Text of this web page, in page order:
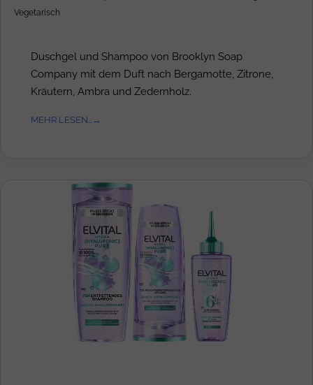
Vegetarisch
Duschgel und Shampoo von Brooklyn Soap
Company mit dem Duft nach Bergamotte, Zitrone,
Kräutern, Ambra und Zedernholz.
MEHR LESEN...